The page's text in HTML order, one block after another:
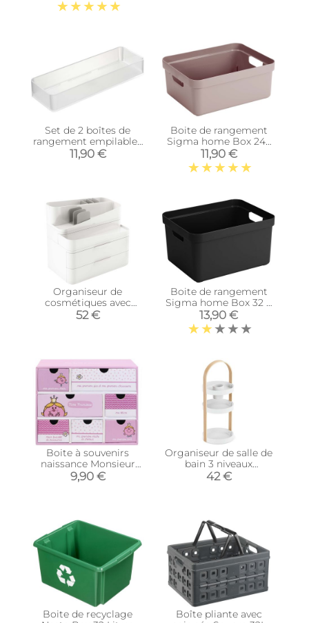
Set de 2 boîtes de
rangement empilables
Tower (24 x 8 x 3,7 cm)
11,90 €
Boite de rangement
Sigma home Box 24L
(Rose)
11,90 €
Organiseur de
cosmétiques avec
tiroirs Glam
52 €
Boite de rangement
Sigma home Box 32 L
(Noir)
13,90 €
Boite à souvenirs
naissance Monsieur
Madame (Mme
Princesse)
9,90 €
Organiseur de salle de
bain 3 niveaux
Bellwood
42 €
Boite de recyclage
Boîte pliante avec